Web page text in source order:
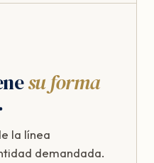
su forma
la línea
demandada.